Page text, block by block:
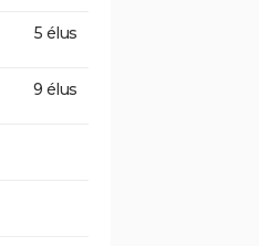
5 élus
9 élus